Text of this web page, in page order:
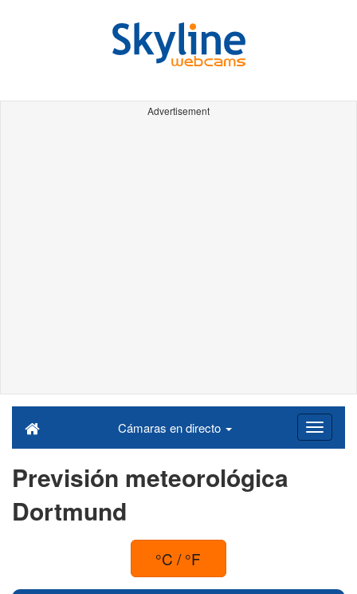
Advertisement
Cámaras en directo
Previsión meteorológica
Dortmund
°C / °F